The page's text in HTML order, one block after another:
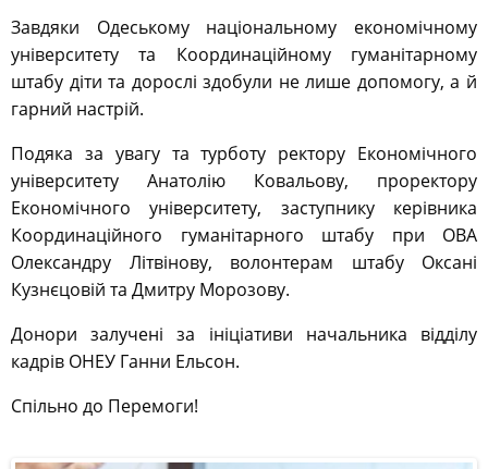
Завдяки Одеському національному економічному
університету та Координаційному гуманітарному
штабу діти та дорослі здобули не лише допомогу, а й
гарний настрій.
Подяка за увагу та турботу ректору Економічного
університету Анатолію Ковальову, проректору
Економічного університету, заступнику керівника
Координаційного гуманітарного штабу при ОВА
Олександру Літвінову, волонтерам штабу Оксані
Кузнєцовій та Дмитру Морозову.
Донори залучені за ініціативи начальника відділу
кадрів ОНЕУ Ганни Ельсон.
Спільно до Перемоги!